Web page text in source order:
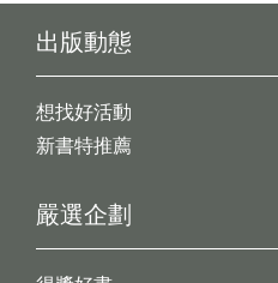
出版動態
想找好活動
新書特推薦
嚴選企劃